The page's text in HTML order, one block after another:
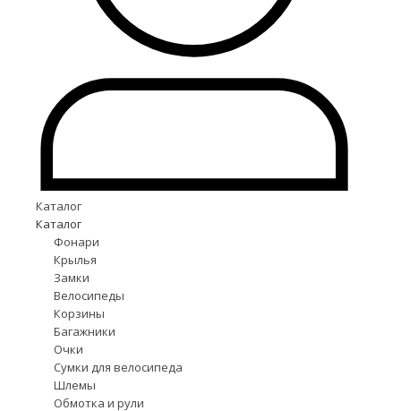
Каталог
Каталог
Фонари
Крылья
Замки
Велосипеды
Корзины
Багажники
Очки
Сумки для велосипеда
Шлемы
Обмотка и рули